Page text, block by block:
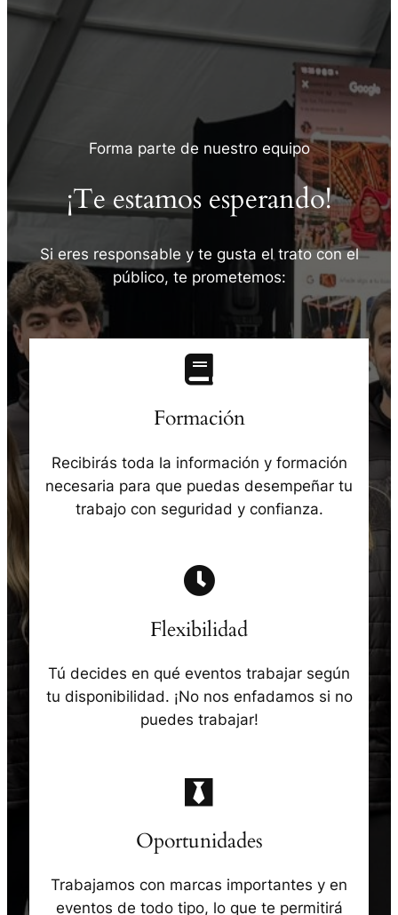
Forma parte de nuestro equipo
¡Te estamos esperando!
Si eres responsable y te gusta el trato con el
público, te prometemos:
Formación
Recibirás toda la información y formación
necesaria para que puedas desempeñar tu
trabajo con seguridad y confianza.
Flexibilidad
Tú decides en qué eventos trabajar según
tu disponibilidad. ¡No nos enfadamos si no
puedes trabajar!
Oportunidades
Trabajamos con marcas importantes y en
eventos de todo tipo, lo que te permitirá